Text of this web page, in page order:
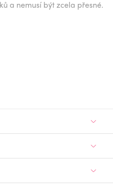
a nemusí být zcela přesné.